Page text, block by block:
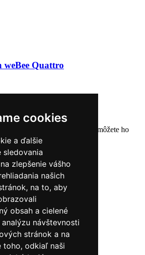
cookies
a ďalšie
sledovania
zlepšenie vášho
našich
na to, aby
obsah a cielené
analýzu návštevnosti
stránok a na
toho, odkiaľ naši
weBee Quattro
pri objednávke nad 230€
Vám odošleme do 24 hodín
Ak Vám tovar nesadne, môžete ho